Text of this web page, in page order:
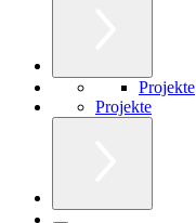
Projekte
Projekte